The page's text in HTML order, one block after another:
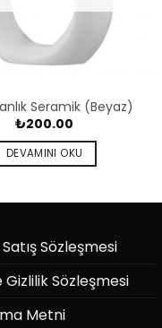
Seramik (Beyaz)
₺200.00
DEVAMINI OKU
Sözleşmesi
Gizlilik Sözleşmesi
Metni